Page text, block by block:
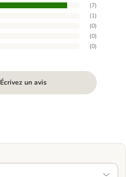
(7)
(1)
(0)
(0)
(0)
Écrivez un avis